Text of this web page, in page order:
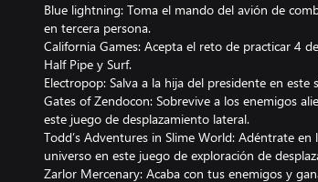
Blue lightning: Toma el mando del avión de
en tercera persona.
California Games: Acepta el reto de practicar 4
Half Pipe y Surf.
Electropop: Salva a la hija del presidente en
Gates of Zendocon: Sobrevive a los enemigos
este juego de desplazamiento lateral.
Todd’s Adventures in Slime World: Adéntrate
universo en este juego de exploración de
Zarlor Mercenary: Acaba con tus enemigos y